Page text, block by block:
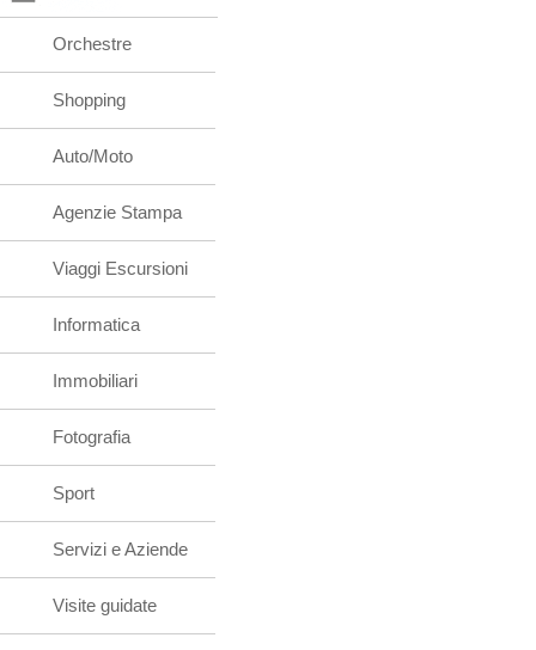
Orchestre
Shopping
Auto/Moto
Agenzie Stampa
Viaggi Escursioni
Informatica
Immobiliari
Fotografia
Sport
Servizi e Aziende
Visite guidate